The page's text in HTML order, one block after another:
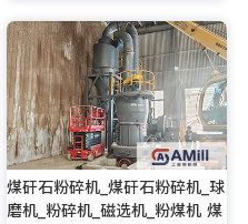
煤矸石粉碎机_煤矸石粉碎机_球
磨机_粉碎机_磁选机_粉煤机 煤